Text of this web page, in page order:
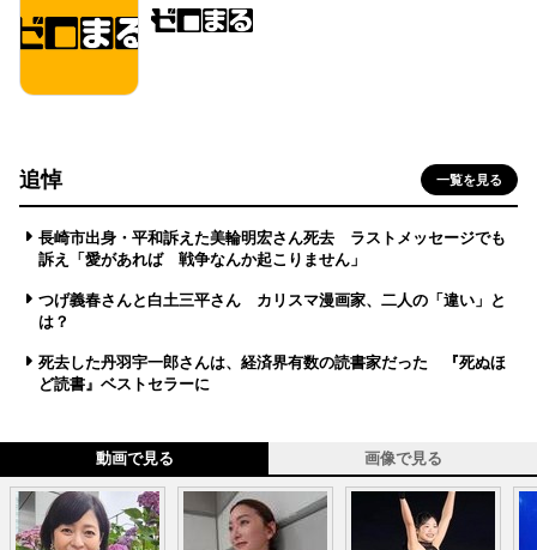
追悼 一覧を見る
長崎市出身・平和訴えた美輪明宏さん死去 ラストメッセージでも
訴え「愛があれば 戦争なんか起こりません」
つげ義春さんと白土三平さん カリスマ漫画家、二人の「違い」と
は？
死去した丹羽宇一郎さんは、経済界有数の読書家だった 『死ぬほ
ど読書』ベストセラーに
動画で見る 画像で見る